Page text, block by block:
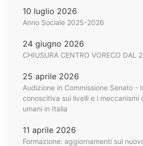
10 luglio 2026
Anno Sociale 2025-2026
24 giugno 2026
CHIUSURA CENTRO VORECO DAL
25 aprile 2026
Audizione in Commissione Senato -
conoscitiva sui livelli e i
umani in Italia
11 aprile 2026
Formazione: aggiornamenti sul